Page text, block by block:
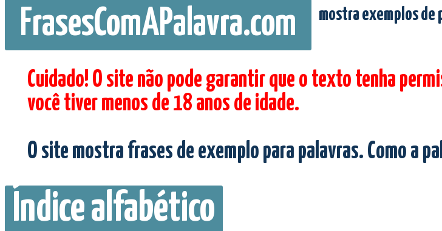
FrasesComAPalavra.com mostra exemplos de
Cuidado! O site não pode garantir que o texto tenha
você tiver menos de 18 anos de idade.
O site mostra frases de exemplo para palavras. Como a
Índice alfabético